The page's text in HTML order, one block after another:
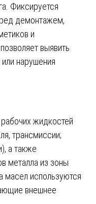
Фиксируется
демонтажем,
и
выявить
нарушения
жидкостей
трансмиссии;
а также
металла из зоны
масел используются
внешнее